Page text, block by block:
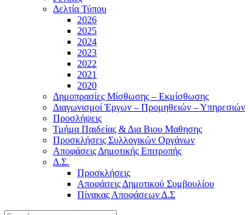
Δελτία Τύπου
2026
2025
2024
2023
2022
2021
2020
Δημοπρασίες Μίσθωσης – Εκμίσθωσης
Διαγωνισμοί Έργων – Προμηθειών – Υπηρεσιών
Προσλήψεις
Τμήμα Παιδείας & Δια Βιου Μαθησης
Προσκλήσεις Συλλογικών Οργάνων
Αποφάσεις Δημοτικής Επιτροπής
Δ.Σ.
Προσκλήσεις
Αποφάσεις Δημοτικού Συμβουλίου
Πίνακας Αποφάσεων Δ.Σ